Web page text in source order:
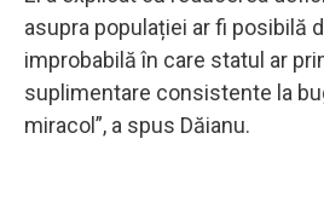
asupra populației ar fi posibilă
improbabilă în care statul ar
suplimentare consistente la
miracol”, a spus Dăianu.